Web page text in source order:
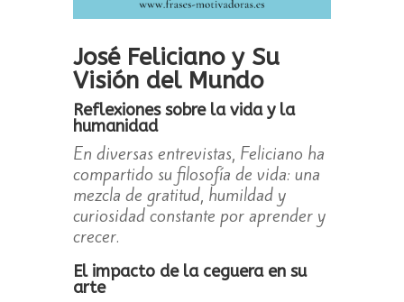
José Feliciano y Su
Visión del Mundo
Reflexiones sobre la vida y la
humanidad
En diversas entrevistas, Feliciano ha
compartido su filosofía de vida: una
mezcla de gratitud, humildad y
curiosidad constante por aprender y
crecer.
El impacto de la ceguera en su
arte